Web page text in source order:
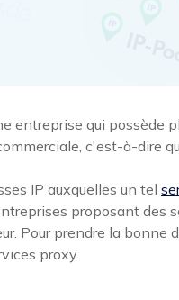
entreprise qui possède
c'est-à-dire
IP auxquelles un tel
proposant des
Pour prendre la bonne
proxy.